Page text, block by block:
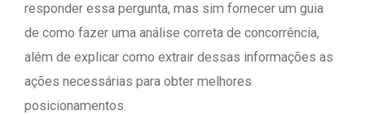
responder essa pergunta, mas sim fornecer um guia
de como fazer uma análise correta de concorrência,
além de explicar como extrair dessas informações as
ações necessárias para obter melhores
posicionamentos.